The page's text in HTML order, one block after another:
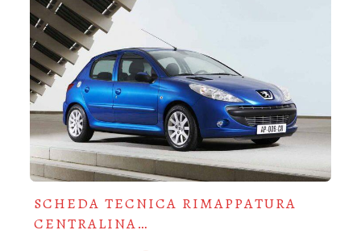
SCHEDA TECNICA RIMAPPATURA
CENTRALINA…